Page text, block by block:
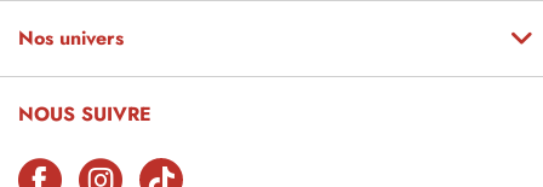
Nos univers
NOUS SUIVRE